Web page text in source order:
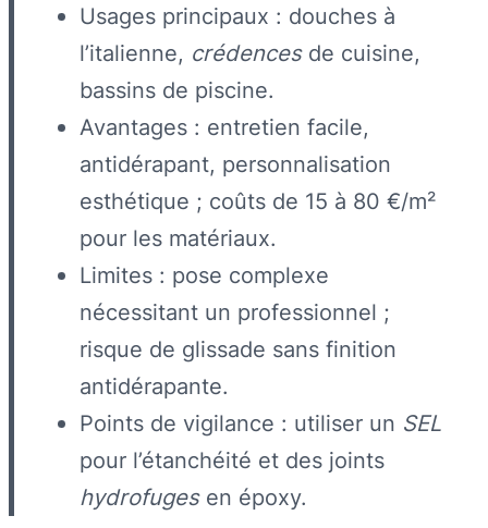
Usages principaux : douches à
l’italienne, crédencesde cuisine,
bassins de piscine.
Avantages : entretien facile,
antidérapant, personnalisation
esthétique ; coûts de 15 à 80 €/m²
pour les matériaux.
Limites : pose complexe
nécessitant un professionnel ;
risque de glissade sans finition
antidérapante.
Points de vigilance : utiliser un SEL
pour l’étanchéité et des joints
hydrofugesen époxy.